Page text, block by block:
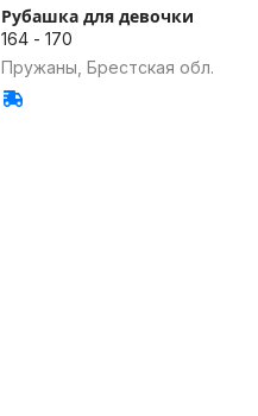
Рубашка для девочки
164 - 170
Пружаны, Брестская обл.